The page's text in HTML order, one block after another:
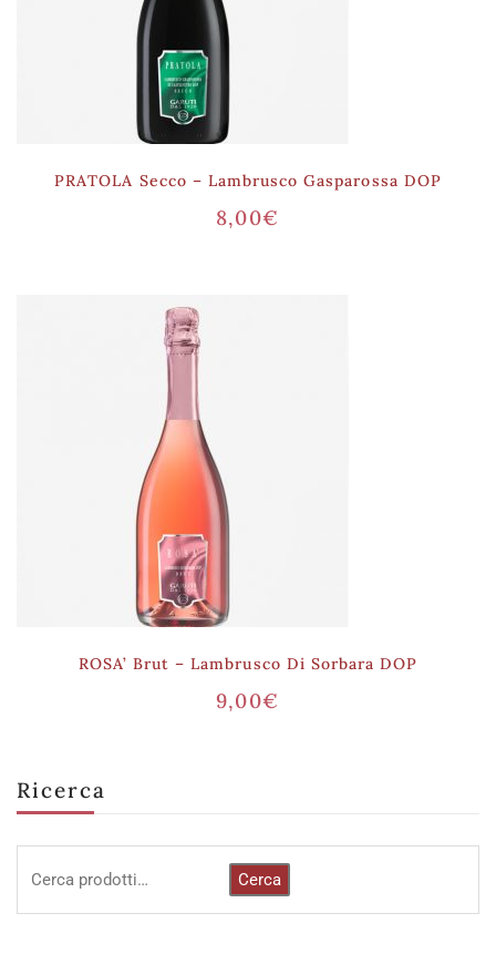
Ricerca
Cerca
PRATOLA Secco – Lambrusco Gasparossa DOP
8,00€
ROSA’ Brut – Lambrusco Di Sorbara DOP
9,00€